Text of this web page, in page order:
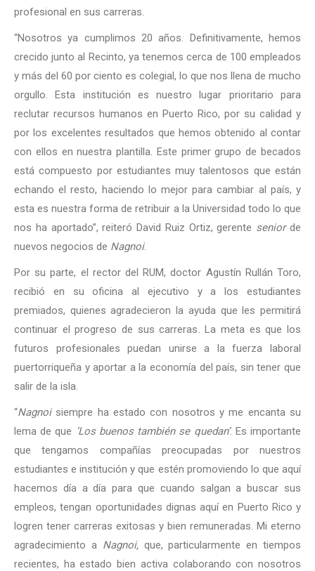
profesional en sus carreras.
“Nosotros ya cumplimos 20 años. Definitivamente, hemos
crecido junto al Recinto, ya tenemos cerca de 100 empleados
y más del 60 por ciento es colegial, lo que nos llena de mucho
orgullo. Esta institución es nuestro lugar prioritario para
reclutar recursos humanos en Puerto Rico, por su calidad y
por los excelentes resultados que hemos obtenido al contar
con ellos en nuestra plantilla. Este primer grupo de becados
está compuesto por estudiantes muy talentosos que están
echando el resto, haciendo lo mejor para cambiar al país, y
esta es nuestra forma de retribuir a la Universidad todo lo que
nos ha aportado”, reiteró David Ruiz Ortiz, gerente seniorde
nuevos negocios de Nagnoi.
Por su parte, el rector del RUM, doctor Agustín Rullán Toro,
recibió en su oficina al ejecutivo y a los estudiantes
premiados, quienes agradecieron la ayuda que les permitirá
continuar el progreso de sus carreras. La meta es que los
futuros profesionales puedan unirse a la fuerza laboral
puertorriqueña y aportar a la economía del país, sin tener que
salir de la isla.
“Nagnoisiempre ha estado con nosotros y me encanta su
lema de que ‘Los buenos también se quedan’. Es importante
que tengamos compañías preocupadas por nuestros
estudiantes e institución y que estén promoviendo lo que aquí
hacemos día a día para que cuando salgan a buscar sus
empleos, tengan oportunidades dignas aquí en Puerto Rico y
logren tener carreras exitosas y bien remuneradas. Mi eterno
agradecimiento a Nagnoi,que, particularmente en tiempos
recientes, ha estado bien activa colaborando con nosotros